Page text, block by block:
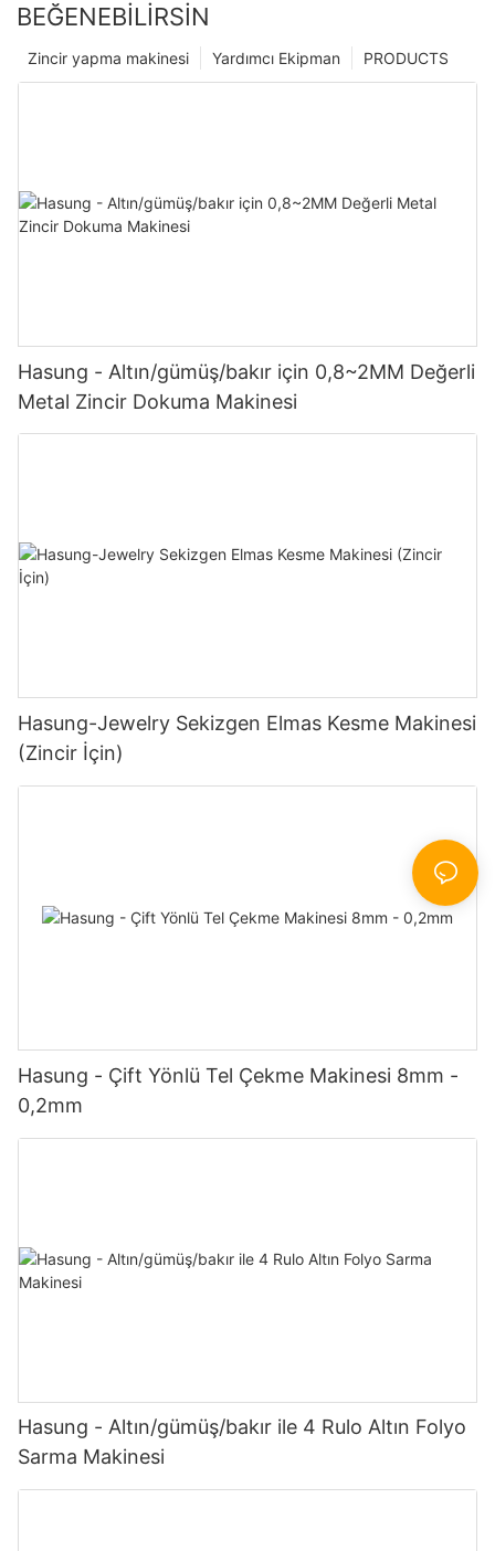
BEĞENEBILIRSIN
PRODUCTS
Yardımcı Ekipman
Zincir yapma makinesi
Hasung - Altın/gümüş/bakır için 0,8~2MM Değerli
Metal Zincir Dokuma Makinesi
Hasung-Jewelry Sekizgen Elmas Kesme Makinesi
(Zincir İçin)
Hasung - Çift Yönlü Tel Çekme Makinesi 8mm -
0,2mm
Hasung - Altın/gümüş/bakır ile 4 Rulo Altın Folyo
Sarma Makinesi